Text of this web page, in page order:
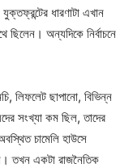
ধারণাটা এখান
ছিলেন। অন্যদিকে নির্বাচনে
লিফলেট ছাপানো, বিভিন্ন
সংখ্যা কম ছিল, তাদের
চামেলি হাউসে
তখন একটা রাজনৈতিক